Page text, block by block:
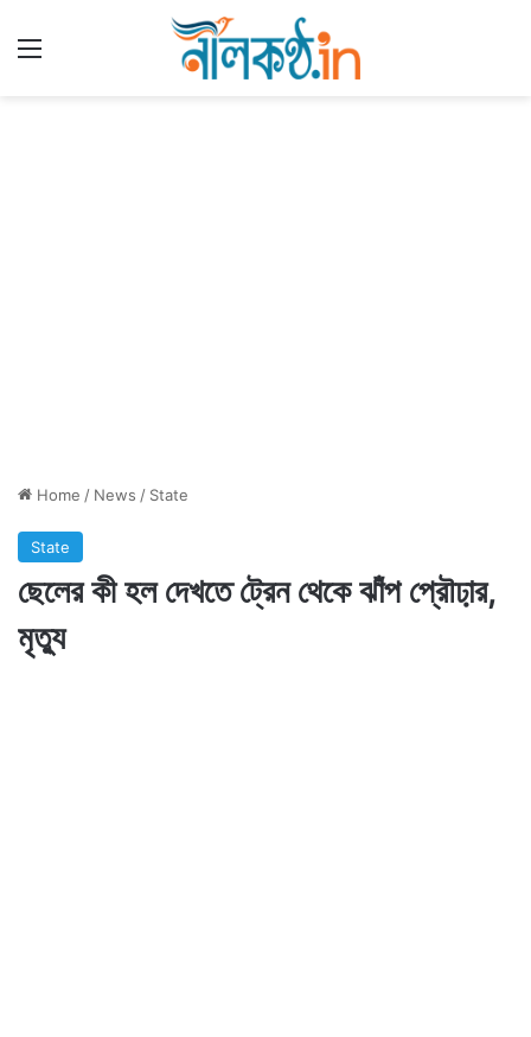
Home / News / State
State
ছেলের কী হল দেখতে ট্রেন থেকে ঝাঁপ প্রৌঢা়র,
মৃত্যু